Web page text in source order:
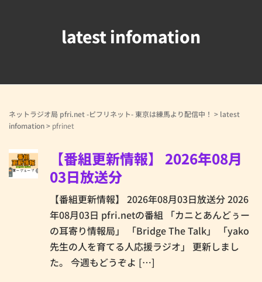
latest infomation
ネットラジオ局 pfri.net -ピフリネット- 東京は練馬より配信中！ > latest
infomation> pfrinet
【番組更新情報】 2026年08月
03日放送分
【番組更新情報】 2026年08月03日放送分 2026
年08月03日 pfri.netの番組 「カニとあんどぅー
の耳寄り情報局」 「Bridge The Talk」 「yako
先生の人を育てる人応援ラジオ」 更新しまし
た。 今週もどうぞよ […]